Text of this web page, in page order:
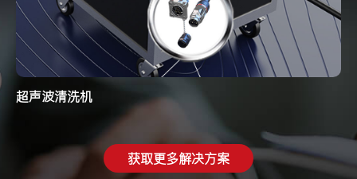
超声波清洗机
获取更多解决方案